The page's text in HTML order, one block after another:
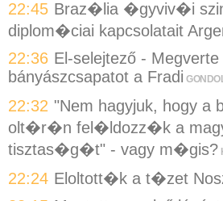
22:45 Braz�lia �gyviv�i
diplom�ciai kapcsolatait
22:36 El-selejtező - Megverte
bányászcsapatot a Fradi
22:32 "Nem hagyjuk, hogy
olt�r�n fel�ldozz�k a
tisztas�g�t" - vagy m�gis?
22:24 Eloltott�k a t�zet